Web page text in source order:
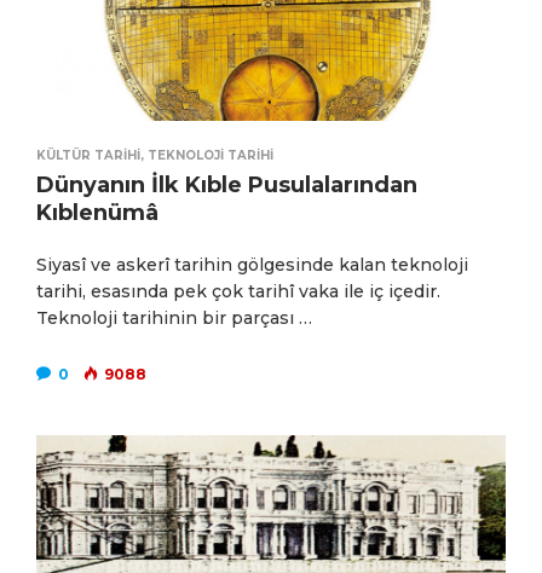
KÜLTÜR TARIHI, TEKNOLOJI TARIHI
Dünyanın İlk Kıble Pusulalarından
Kıblenümâ
Siyasî ve askerî tarihin gölgesinde kalan teknoloji
tarihi, esasında pek çok tarihî vaka ile iç içedir.
Teknoloji tarihinin bir parçası …
0 9088